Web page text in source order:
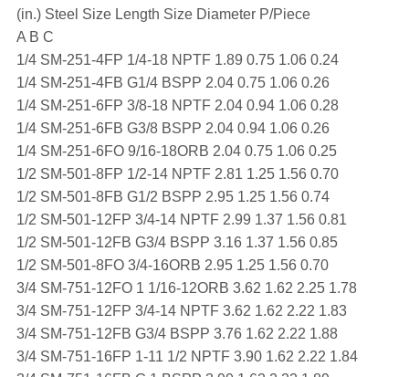
(in.) Steel Size Length Size Diameter P/Piece
A B C
1/4 SM-251-4FP 1/4-18 NPTF 1.89 0.75 1.06 0.24
1/4 SM-251-4FB G1/4 BSPP 2.04 0.75 1.06 0.26
1/4 SM-251-6FP 3/8-18 NPTF 2.04 0.94 1.06 0.28
1/4 SM-251-6FB G3/8 BSPP 2.04 0.94 1.06 0.26
1/4 SM-251-6FO 9/16-18ORB 2.04 0.75 1.06 0.25
1/2 SM-501-8FP 1/2-14 NPTF 2.81 1.25 1.56 0.70
1/2 SM-501-8FB G1/2 BSPP 2.95 1.25 1.56 0.74
1/2 SM-501-12FP 3/4-14 NPTF 2.99 1.37 1.56 0.81
1/2 SM-501-12FB G3/4 BSPP 3.16 1.37 1.56 0.85
1/2 SM-501-8FO 3/4-16ORB 2.95 1.25 1.56 0.70
3/4 SM-751-12FO 1 1/16-12ORB 3.62 1.62 2.25 1.78
3/4 SM-751-12FP 3/4-14 NPTF 3.62 1.62 2.22 1.83
3/4 SM-751-12FB G3/4 BSPP 3.76 1.62 2.22 1.88
3/4 SM-751-16FP 1-11 1/2 NPTF 3.90 1.62 2.22 1.84